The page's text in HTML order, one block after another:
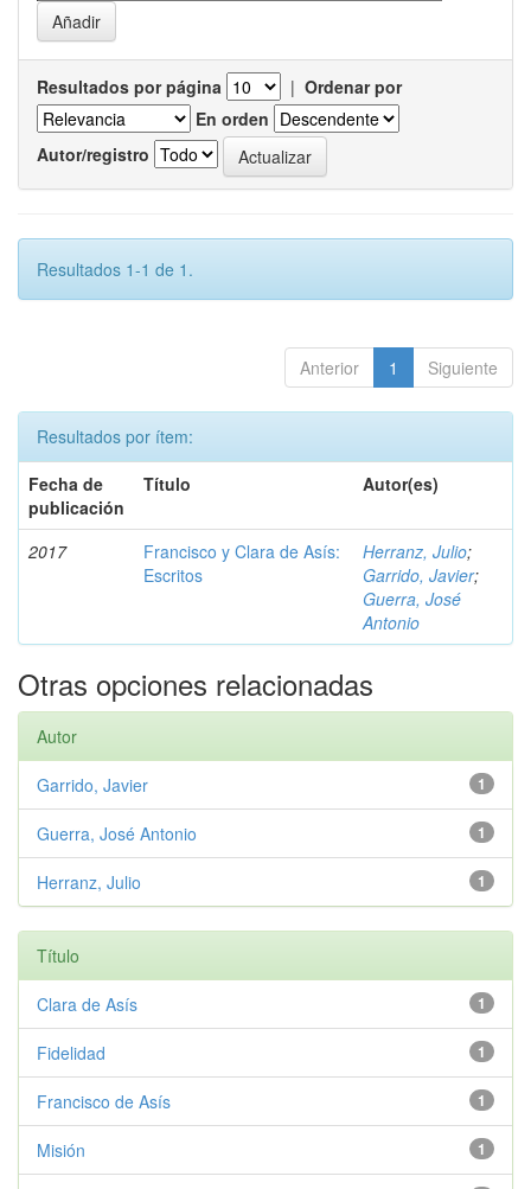
Resultados por página | Ordenar por
En orden
Autor/registro
Resultados 1-1 de 1.
Anterior 1 Siguiente
Resultados por ítem:
Fecha de
publicación
Título Autor(es)
2017
Francisco y Clara de Asís:
Escritos
Herranz, Julio;
Garrido, Javier;
Guerra, José
Antonio
Otras opciones relacionadas
Autor
1
Garrido, Javier
1
Guerra, José Antonio
1
Herranz, Julio
Título
1
Clara de Asís
1
Fidelidad
1
Francisco de Asís
1
Misión